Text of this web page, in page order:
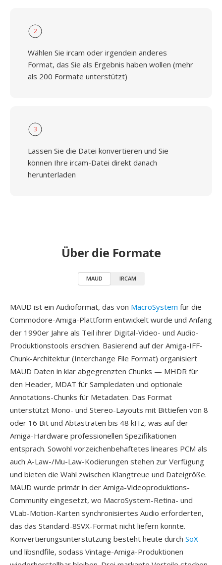
2
Wählen Sie ircam oder irgendein anderes
Format, das Sie als Ergebnis haben wollen (mehr
als 200 Formate unterstützt)
3
Lassen Sie die Datei konvertieren und Sie
können Ihre ircam-Datei direkt danach
herunterladen
Über die Formate
MAUD IRCAM
MAUD ist ein Audioformat, das von MacroSystem für die
Commodore-Amiga-Plattform entwickelt wurde und Anfang
der 1990er Jahre als Teil ihrer Digital-Video- und Audio-
Produktionstools erschien. Basierend auf der Amiga-IFF-
Chunk-Architektur (Interchange File Format) organisiert
MAUD Daten in klar abgegrenzten Chunks — MHDR für
den Header, MDAT für Sampledaten und optionale
Annotations-Chunks für Metadaten. Das Format
unterstützt Mono- und Stereo-Layouts mit Bittiefen von 8
oder 16 Bit und Abtastraten bis 48 kHz, was auf der
Amiga-Hardware professionellen Spezifikationen
entsprach. Sowohl vorzeichenbehaftetes lineares PCM als
auch A-Law-/Mu-Law-Kodierungen stehen zur Verfügung
und bieten die Wahl zwischen Klangtreue und Dateigröße.
MAUD wurde primär in der Amiga-Videoproduktions-
Community eingesetzt, wo MacroSystem-Retina- und
VLab-Motion-Karten synchronisiertes Audio erforderten,
das das Standard-8SVX-Format nicht liefern konnte.
Konvertierungsunterstützung besteht heute durch SoX
und libsndfile, sodass Vintage-Amiga-Produktionen